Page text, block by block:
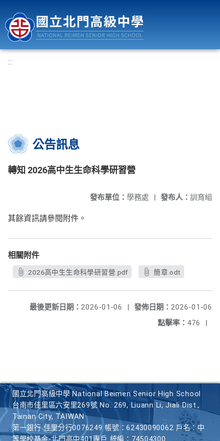
:::
公告訊息
轉知 2026高中生生命科學研習營
發布人： 訓育組
發布單位： 學務處 |
其餘資訊請參閱附件。
相關附件
2026高中生生命科學研習營.pdf 簡章.odt
發佈日期： 2026-01-06
最後更新日期： 2026-01-06
|
點擊率： 476 |
國立北門高級中學 National Beimen Senior High School
台南市佳里區六安里269號 No. 269, Liuann Li, Jiali Dist.,
Tainan City, TAIWAN
第一銀行 佳里分行0076249 帳號：62430090062 戶名：中
等學校基金-北門高中401專戶 統編：74504300